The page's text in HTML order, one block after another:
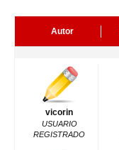
Autor
vicorin
USUARIO
REGISTRADO